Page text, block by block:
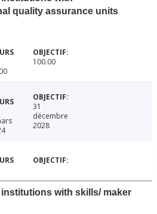
quality assurance units
100.00
31
décembre
2028
with skills/ maker